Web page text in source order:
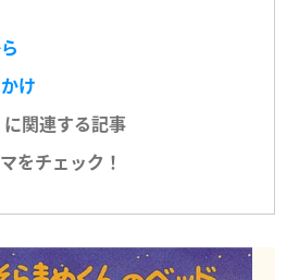
け
に関連する記事
をチェック！